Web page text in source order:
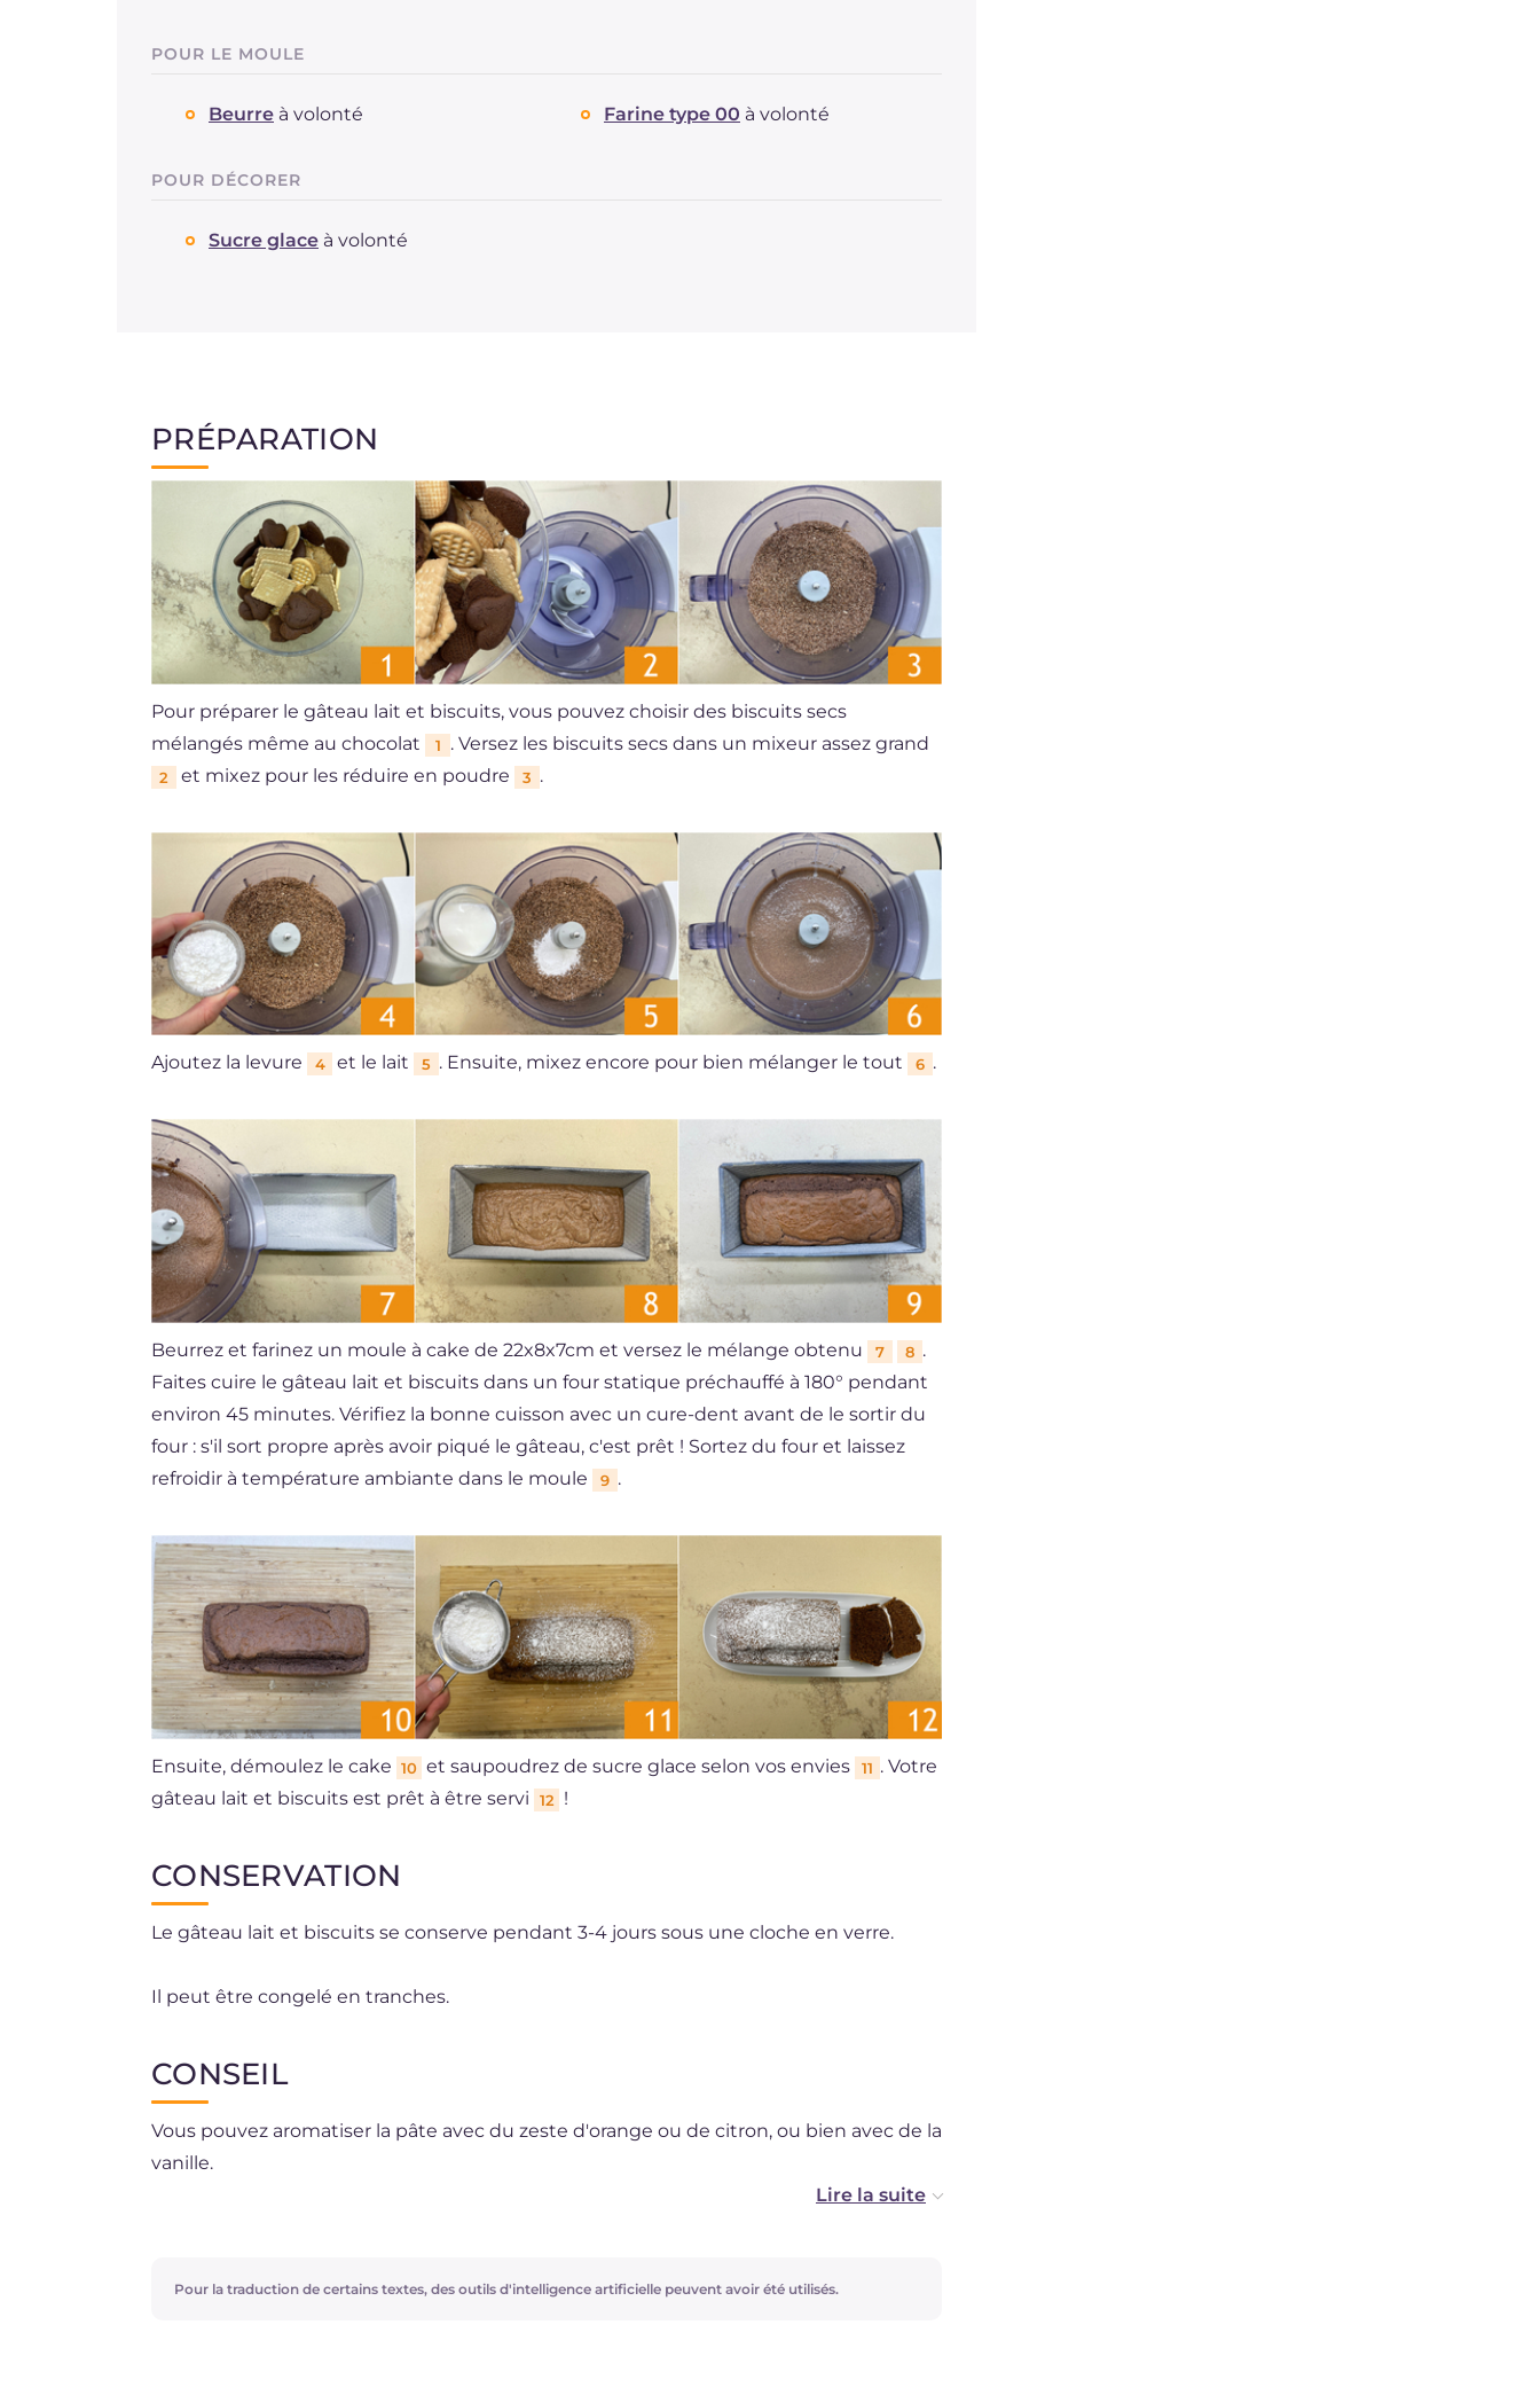
POUR LE MOULE
Beurre à volonté Farine type 00 à volonté
POUR DÉCORER
Sucre glace à volonté
PRÉPARATION
Pour préparer le gâteau lait et biscuits, vous pouvez choisir des biscuits secs
mélangés même au chocolat
1 . Versez les biscuits secs dans un mixeur assez grand
2 et mixez pour les réduire en poudre 3 .
Ajoutez la levure 4 et le lait 5 . Ensuite, mixez encore pour bien mélanger le tout 6 .
Beurrez et farinez un moule à cake de 22x8x7cm et versez le mélange obtenu 7 8 .
Faites cuire le gâteau lait et biscuits dans un four statique préchauffé à 180° pendant
environ 45 minutes. Vérifiez la bonne cuisson avec un cure-dent avant de le sortir du
four : s'il sort propre après avoir piqué le gâteau, c'est prêt ! Sortez du four et laissez
refroidir à température ambiante dans le moule
9 .
Ensuite, démoulez le cake 10 et saupoudrez de sucre glace selon vos envies 11 . Votre
gâteau lait et biscuits est prêt à être servi
12 !
CONSERVATION
Le gâteau lait et biscuits se conserve pendant 3-4 jours sous une cloche en verre.
Il peut être congelé en tranches.
CONSEIL
Vous pouvez aromatiser la pâte avec du zeste d'orange ou de citron, ou bien avec de la
vanille.
Pour la traduction de certains textes, des outils d'intelligence artificielle peuvent avoir été utilisés.